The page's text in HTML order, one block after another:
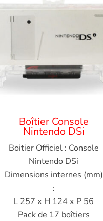
Boîtier Console
Nintendo DSi
Boitier Officiel : Console
Nintendo DSi
Dimensions internes (mm)
:
L 257 x H 124 x P 56
Pack de 17 boîtiers